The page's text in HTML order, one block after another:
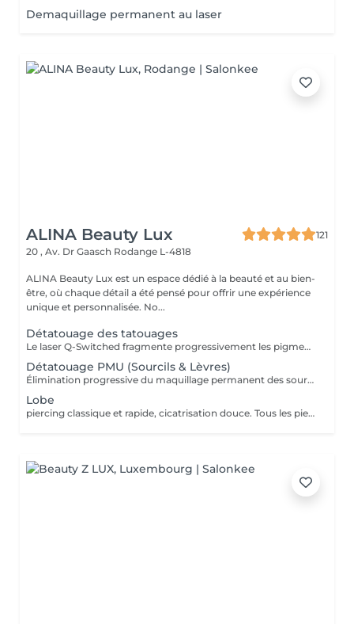
Demaquillage permanent au laser
ALINA Beauty Lux
121
20 , Av. Dr Gaasch Rodange L-4818
ALINA Beauty Lux est un espace dédié à la beauté et au bien-
être, où chaque détail a été pensé pour offrir une expérience
unique et personnalisée. No...
Détatouage des tatouages
Le laser Q-Switched fragmente progressivement les pigments du tatouage afin que l'organisme les élimine naturellement. Tatouages noirs Tatouages rouges Tatouages bleus Certains pigments colorés (selon leur composition) En moyenne 4 à 10 séances, espacées de 6 à 8 semaines, sont nécessaires. À LIRE AVANT VOTRE SÉANCE Évitez toute exposition au soleil et aux UV pendant les 2 semaines avant et après la séance. Informez-nous si vous prenez un traitement photosensibilisant. Traitement contre-indiqué pendant la grossesse. Le traitement ne peut pas être réalisé sur une peau infectée, brûlée ou présentant une plaie. Ne pas appliquer de rétinol, d'acides exfoliants ou de produits irritants sur la zone avant et après le traitement. Respectez un délai minimum de 6 à 8 semaines entre chaque séance.
Détatouage PMU (Sourcils & Lèvres)
Élimination progressive du maquillage permanent des sourcils et des lèvres à l'aide d'un laser Q-Switched. Le nombre de séances dépend de: la couleur du pigment la profondeur d'implantation l'ancienneté du maquillage permanent la réaction individuelle de la peau 17 En moyenne 3 à 8 séances, espacées de 6 à 8 semaines, sont nécessaires. À LIRE AVANT VOTRE SÉANCE Évitez toute exposition au soleil et aux UV pendant les 2 semaines avant et après la séance. Informez-nous si vous prenez un traitement photosensibilisant. Traitement contre-indiqué pendant la grossesse. Le traitement ne peut pas être réalisé sur une peau infectée, brûlée ou présentant une plaie. Ne pas appliquer de rétinol, d'acides exfoliants ou de produits irritants sur la zone avant et après le traitement. Respectez un délai minimum de 6 à 8 semaines entre chaque séance.
Lobe
piercing classique et rapide, cicatrisation douce. Tous les piercings sont réalisés dans le respect strict des normes d'hygiène, de sécurité et de la législation luxembourgeoise. Le matériel est stérilisé en autoclave, les gants et instruments sont à usage unique, et les bijoux utilisés sont en titane chirurgical hypoallergénique, conforme aux normes européennes. Chaque prestation comprend : *la désinfection complète de la zone, *la pose professionnelle, *les conseils personnalisés de soins et cicatrisation. Âge minimum Règlement au Luxembourg : Le piercing est autorisé à partir de 16 ans. Entre 16 et 18 ans, le client doit être accompagné d'un parent ou tuteur légal pour signer une autorisation écrite avant la séance. Aucun piercing n'est effectué en dessous de 16 ans, sans exception. Avant la séance : Ne pas consommer d'alcool, de caféine ni de médicaments fluidifiant le sang (aspirine, ibuprofène, etc.) pendant 24 h. Avoir bien mangé et dormi avant la séance. La peau doit être propre, sans maquillage ni crème. Après la séance : Ne pas toucher le piercing avec les mains sales. Nettoyer la zone 2 fois par jour avec une solution saline stérile. Éviter piscine, sauna, mer, maquillage ou parfum pendant 10 à 15 jours. Ne jamais tourner ni retirer le bijou avant la cicatrisation complète. Contre-indications : Grossesse, allaitement, diabète non stabilisé. Maladies de la peau ou infections locales. Traitements anticoagulants, immunosuppresseurs ou antibiotiques en cours. Allergies connues aux métaux.